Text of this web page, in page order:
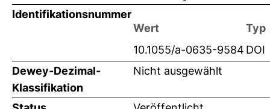
Identifikationsnummer
Wert
Typ
10.1055/a-0635-9584 DOI
Dewey-Dezimal-
Klassifikation
Nicht ausgewählt